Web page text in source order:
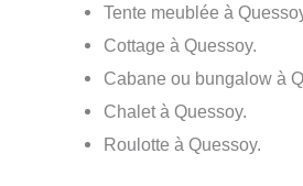
Tente meublée à
Cottage à Quessoy.
Cabane ou bungalow à
Chalet à Quessoy.
Roulotte à Quessoy.